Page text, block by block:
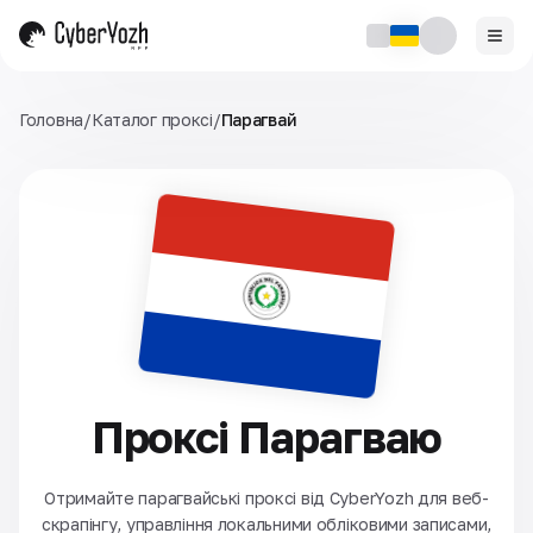
Головна/Каталог проксі/Парагвай
Проксі Парагваю
Отримайте парагвайські проксі від CyberYozh для веб-
скрапінгу, управління локальними обліковими записами,